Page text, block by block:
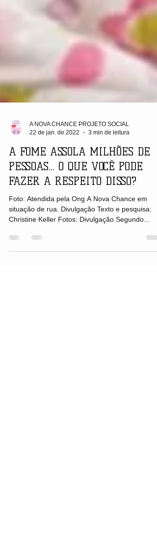
A NOVA CHANCE PROJETO SOCIAL
22 de jan. de 2022
3 min de leitura
A FOME ASSOLA MILHÕES DE
PESSOAS... O QUE VOCÊ PODE
FAZER A RESPEITO DISSO?
Foto: Atendida pela Ong A Nova Chance em
Christine Keller Fotos: Divulgação Segundo...